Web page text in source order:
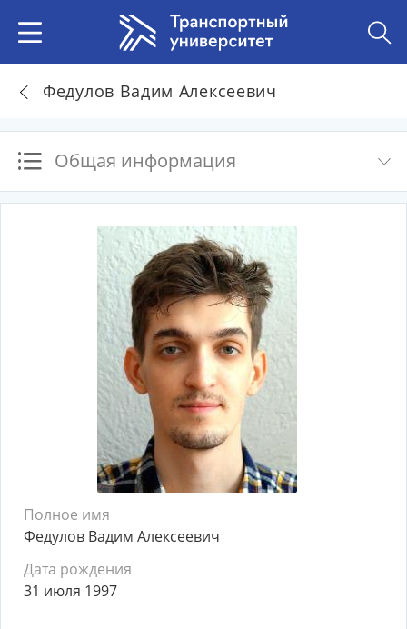
Федулов Вадим Алексеевич
Общая информация
Полное имя
Федулов Вадим Алексеевич
Дата рождения
31 июля 1997